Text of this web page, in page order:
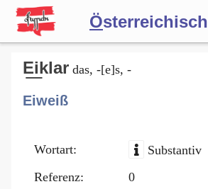
Österreichisch
Wörterbuch
Forum
Blog
E͟iklar das, -[e]s, -
Eiweiß
Wortart:
Substantiv
Referenz:
0